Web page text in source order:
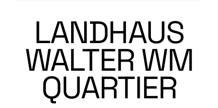
LANDHAUS
WALTER WM
QUARTIER